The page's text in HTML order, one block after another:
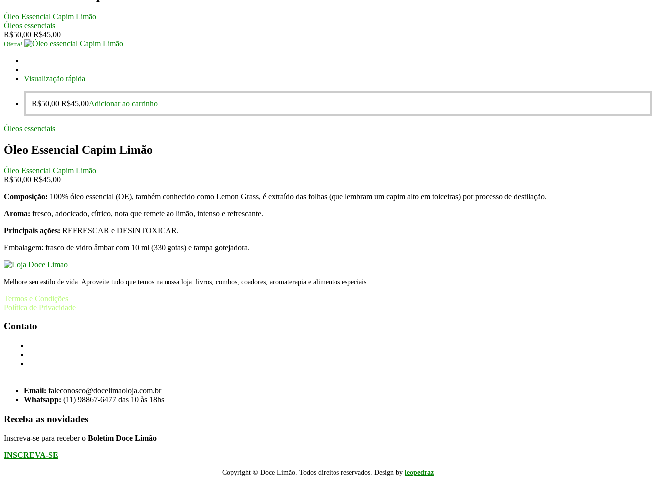
Óleo Essencial Capim Limão
Óleos essenciais
R$50,00 O
preço
R$45,00O
preço
Oferta!
Visualização rápida
R$50,00 O
R$45,00O
Adicionar ao carrinho
Óleos essenciais
Óleo Essencial Capim Limão
Óleo Essencial Capim Limão
R$50,00 O
original
R$50,00.
R$45,00O
atual
R$45,00.
Composição: 100% óleo essencial (OE), também conhecido como Lemon Grass, é extraído das folhas (que lembram um capim alto em toiceiras) por processo de destilação.
Aroma: fresco, adocicado, cítrico, nota que remete ao limão, intenso e refrescante.
Principais ações: REFRESCAR e DESINTOXICAR.
Embalagem: frasco de vidro âmbar com 10 ml (330 gotas) e tampa gotejadora.
Melhore seu estilo de vida. Aproveite tudo que temos na nossa loja: livros, combos, coadores, aromaterapia e alimentos especiais.
Termos e Condições
Política de Privacidade
Contato
Email: faleconosco@docelimaoloja.com.br
Whatsapp: (11) 98867-6477 das 10 às 18hs
Receba as novidades
Inscreva-se para receber o Boletim Doce Limão
INSCREVA-SE
Copyright © Doce Limão. Todos direitos reservados. Design by leopedraz